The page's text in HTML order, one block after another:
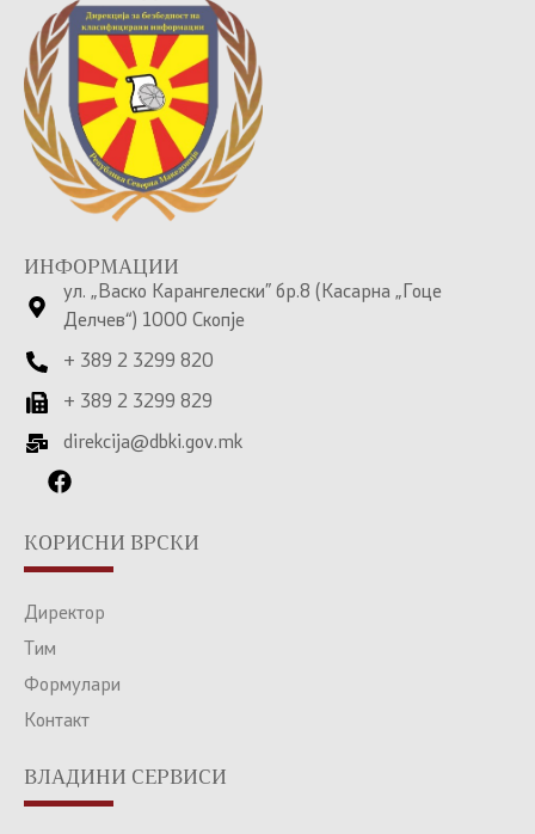
ИНФОРМАЦИИ
ул. „Васко Карангелески” бр.8 (Касарна „Гоце
Делчев“) 1000 Скопје
+ 389 2 3299 820
+ 389 2 3299 829
direkcija@dbki.gov.mk
КОРИСНИ ВРСКИ
Директор
Тим
Формулари
Контакт
ВЛАДИНИ СЕРВИСИ